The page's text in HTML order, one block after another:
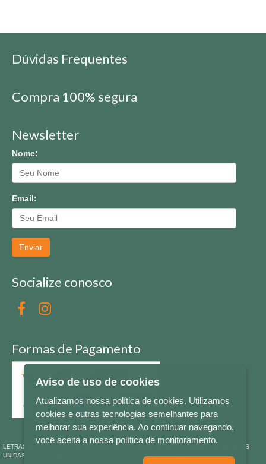
Dúvidas Frequentes
Compra 100% segura
Newsletter
Nome:
Email:
Enviar
Socialize conosco
Formas de Pagamento
LETRAS & CIA - CNPJ n° 88.587.548/0001-20 - Térreo Bourbon Shopping - AV. NAÇÕES
UNIDAS , 2001 - Lojas 1064/1065 - RIO BRANCO - - NOVO HAMBURGO - RS
Aviso de uso de cookies
Atualizamos nossa política de cookies. Utilizamos
cookies e outras tecnologias semelhantes para
melhorar sua experiência. Ao continuar navegando,
você aceita a nossa política de monitoramento.